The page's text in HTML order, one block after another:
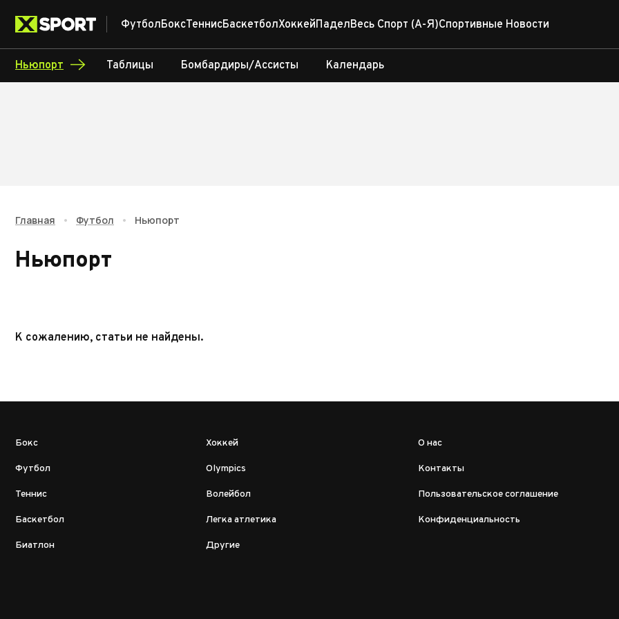
ФутболБоксТеннисБаскетболХоккейПаделВесь Спорт (А-Я)Спортивные Новости
Ньюпорт Таблицы Бомбардиры/Ассисты Календарь
Главная • Футбол • Ньюпорт
Ньюпорт
К сожалению, статьи не найдены.
Бокс
Футбол
Теннис
Баскетбол
Биатлон
Хоккей
Olympics
Волейбол
Легка атлетика
Другие
О нас
Контакты
Пользовательское соглашение
Конфиденциальность